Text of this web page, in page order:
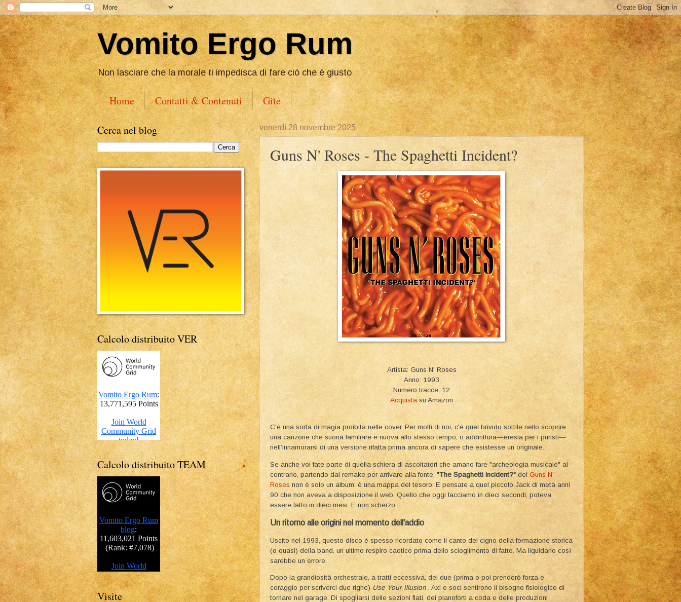
Vomito Ergo Rum
Non lasciare che la morale ti impedisca di fare ciò che è giusto
Home Contatti & Contenuti Gite
venerdì 28 novembre 2025
Guns N' Roses - The Spaghetti Incident?
Artista: Guns N' Roses
Anno: 1993
Numero tracce: 12
Acquista su Amazon
C’è una sorta di magia proibita nelle cover. Per molti di noi, c'è quel brivido sottile nello scoprire
una canzone che suona familiare e nuova allo stesso tempo, o addirittura—eresia per i puristi—
nell’innamorarsi di una versione rifatta prima ancora di sapere che esistesse un originale.
​Se anche voi fate parte di quella schiera di ascoltatori che amano fare "archeologia musicale" al
contrario, partendo dal remake per arrivare alla fonte, "The Spaghetti Incident?" dei Guns N'
Roses non è solo un album: è una mappa del tesoro. E pensate a quel piccolo Jack di metà anni
90 che non aveva a disposizione il web. Quello che oggi facciamo in dieci secondi, poteva
essere fatto in dieci mesi. E non scherzo.
​Un ritorno alle origini nel momento dell'addio
​Uscito nel 1993, questo disco è spesso ricordato come il canto del cigno della formazione storica
(o quasi) della band, un ultimo respiro caotico prima dello scioglimento di fatto. Ma liquidarlo così
sarebbe un errore.
​Dopo la grandiosità orchestrale, a tratti eccessiva, dei due (prima o poi prenderò forza e
coraggio per scriverci due righe) Use Your Illusion , Axl e soci sentirono il bisogno fisiologico di
tornare nel garage. Di spogliarsi delle sezioni fiati, dei pianoforti a coda e delle produzioni
Cerca nel blog
Calcolo distribuito VER
Calcolo distribuito TEAM
Visite